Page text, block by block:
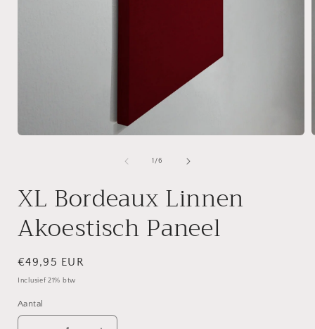
1/van
6
XL Bordeaux Linnen
Akoestisch Paneel
Normale
prijs
€49,95 EUR
Inclusief 21% btw
Aantal
Aantal